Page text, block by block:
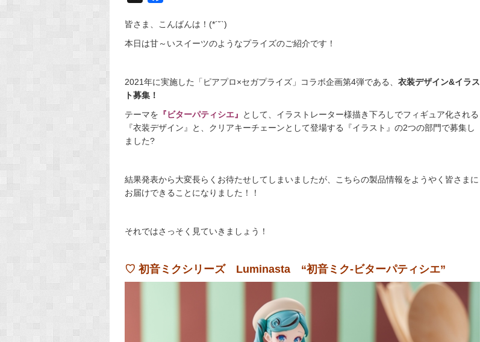
c
e
o
皆さま、こんばんは！(*´˘`)
本日は甘～いスイーツのようなプライズのご紹介です！
2021年に実施した「ピアプロ×セガプライズ」コラボ企画第4弾である、 衣装デザイン&イラス
ト募集！
テーマを 『ビターパティシエ』
として、イラストレーター様描き下ろしでフィギュア化される
『衣装デザイン』と、クリアキーチェーンとして登場する『イラスト』の2つの部門で募集し
ました?
結果発表から大変長らくお待たせしてしまいましたが、こちらの製品情報をようやく皆さまに
お届けできることになりました！！
それではさっそく見ていきましょう！
♡ 初音ミクシリーズ Luminasta “初音ミク-ビターパティシエ”